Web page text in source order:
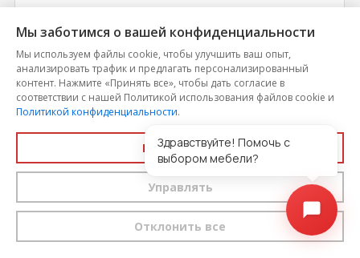
Лакированный Тумба прикроватная 2 ящика
Цена
8 446
Мы заботимся о вашей конфиденциальности
Мы используем файлы cookie, чтобы улучшить ваш опыт,
анализировать трафик и предлагать персонализированный
контент. Нажмите «Принять все», чтобы дать согласие в
соответствии с нашей Политикой использования файлов cookie и
Политикой конфиденциальности.
Принять все
Управлять
Отклонить все
Здравствуйте! Помочь с
выбором мебели?